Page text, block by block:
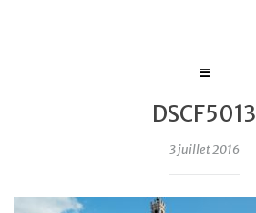
DSCF5013
3 juillet 2016